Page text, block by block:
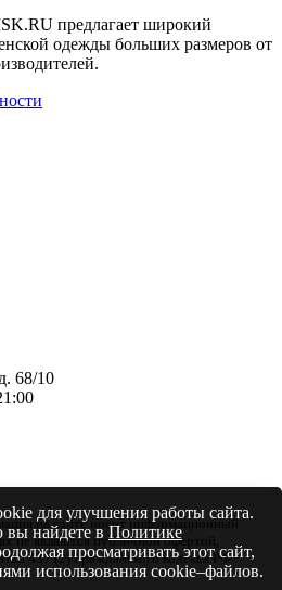
предлагает широкий
одежды больших размеров от
68/10
на сайте носит информационный
не являются публичной офертой,
437 (2) Гражданского кодекса РФ
для улучшения работы сайта.
найдете вПолитике
просматривать этот сайт,
использования cookie–файлов.